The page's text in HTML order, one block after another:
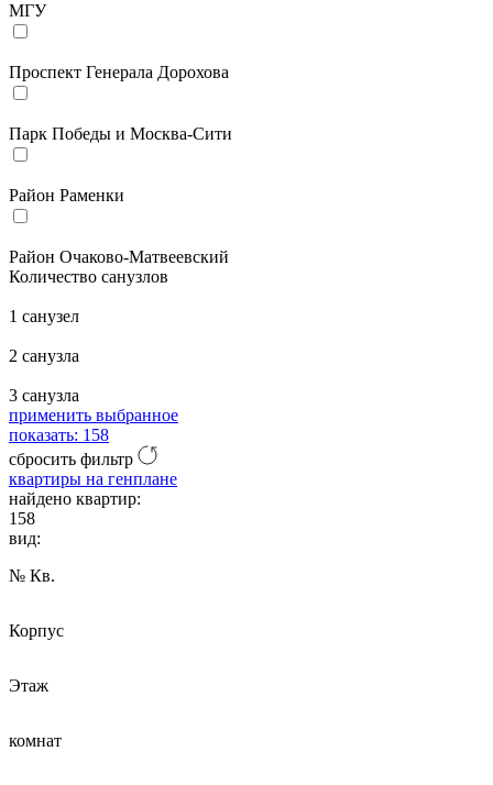
МГУ
Проспект Генерала Дорохова
Парк Победы и Москва-Сити
Район Раменки
Район Очаково-Матвеевский
Количество санузлов
1 санузел
2 санузла
3 санузла
применить выбранное
показать: 158
сбросить фильтр
квартиры на генплане
найдено квартир:
158
вид:
№ Кв.
Корпус
Этаж
комнат